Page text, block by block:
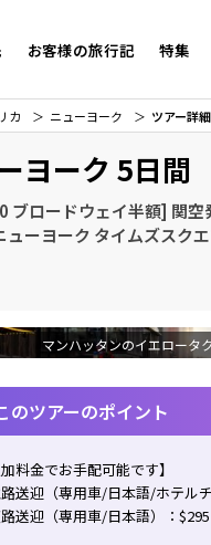
お客様の旅行記 特集
カ ニューヨーク ツアー詳細
ヨーク 5日間
ブロードウェイ半額] 関空
ューヨーク タイムズスク
マンハッタンのイエロータ
のツアーのポイント
料金でお手配可能です】
送迎（専用車/日本語/ホテル
送迎（専用車/日本語）：$295